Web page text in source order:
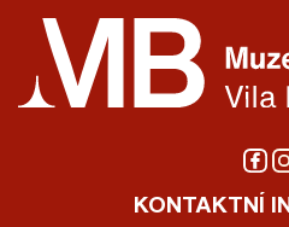
KONTAKTNÍ